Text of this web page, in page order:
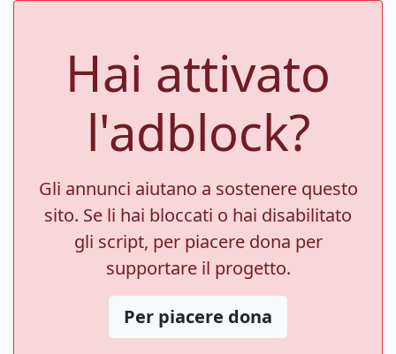
Hai attivato
l'adblock?
Gli annunci aiutano a sostenere questo
sito. Se li hai bloccati o hai disabilitato
gli script, per piacere dona per
supportare il progetto.
Per piacere dona